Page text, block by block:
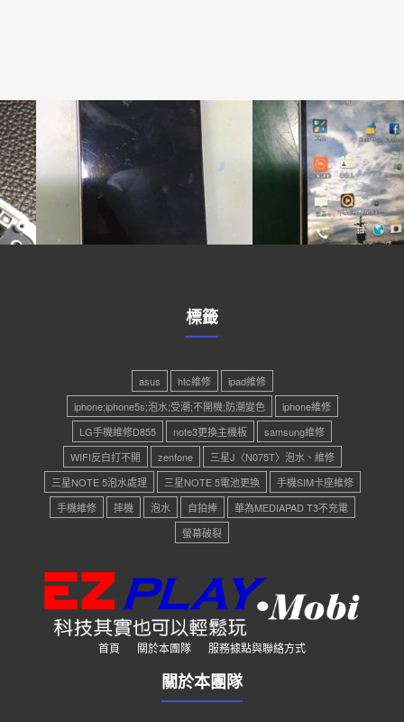
標籤
asus htc維修
ipad維修
iphone;iphone5s;泡水;受潮;不開機;防潮變色
iphone維修
LG手機維修D855
note3更換主機板
samsung維修
WIFI反白打不開
zenfone
三星J〈N075T〉泡水、維修
三星NOTE 5泡水處理
三星NOTE 5電池更換
手機SIM卡座維修
手機維修
摔機 泡水 自拍捧
華為MEDIAPAD T3不充電
螢幕破裂
首頁 關於本團隊 服務據點與聯絡方式
關於本團隊